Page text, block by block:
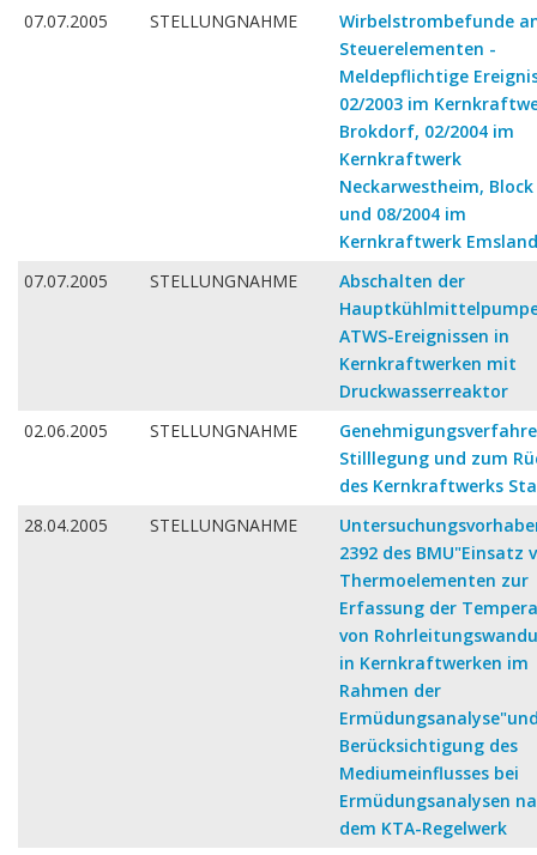
07.07.2005 STELLUNGNAHME
Wirbelstrombefunde
Steuerelementen -
Meldepflichtige
02/2003 im
Brokdorf, 02/2004 im
Kernkraftwerk
Neckarwestheim, Block
und 08/2004 im
Kernkraftwerk Emsland
07.07.2005
STELLUNGNAHME
Abschalten der
ATWS-Ereignissen in
Kernkraftwerken mit
Druckwasserreaktor
02.06.2005
STELLUNGNAHME
Stilllegung und zum
des Kernkraftwerks
28.04.2005
STELLUNGNAHME
2392 des BMU"Einsatz
Thermoelementen zur
Erfassung der
von
in Kernkraftwerken im
Rahmen der
Berücksichtigung des
Mediumeinflusses bei
Ermüdungsanalysen
dem KTA-Regelwerk